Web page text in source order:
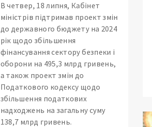
В четвер, 18 липня, Кабінет
міністрів підтримав проект змін
до державного бюджету на 2024
рік щодо збільшення
фінансування сектору безпеки і
оборони на 495,3 млрд гривень,
а також проект змін до
Податкового кодексу щодо
збільшення податкових
надходжень на загальну суму
138,7 млрд гривень.